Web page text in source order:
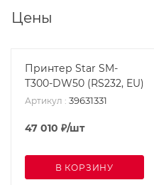
Цены
Принтер Star SM-
T300-DW50 (RS232, EU)
Артикул : 39631331
47 010 ₽/шт
В КОРЗИНУ